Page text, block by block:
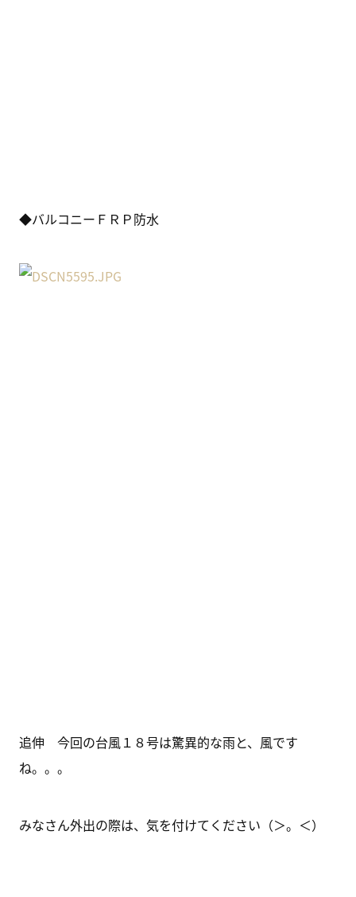
◆バルコニーＦＲＰ防水
追伸 今回の台風１８号は驚異的な雨と、風です
ね。。。
みなさん外出の際は、気を付けてください（＞。＜）